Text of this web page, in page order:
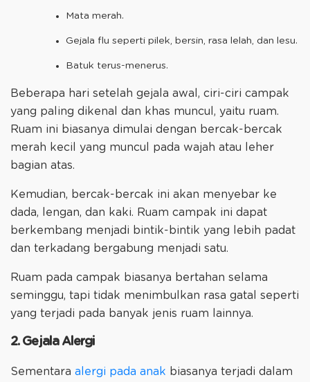
Mata merah.
Gejala flu seperti pilek, bersin, rasa lelah, dan lesu.
Batuk terus-menerus.
Beberapa hari setelah gejala awal, ciri-ciri campak
yang paling dikenal dan khas muncul, yaitu ruam.
Ruam ini biasanya dimulai dengan bercak-bercak
merah kecil yang muncul pada wajah atau leher
bagian atas.
Kemudian, bercak-bercak ini akan menyebar ke
dada, lengan, dan kaki. Ruam campak ini dapat
berkembang menjadi bintik-bintik yang lebih padat
dan terkadang bergabung menjadi satu.
Ruam pada campak biasanya bertahan selama
seminggu, tapi tidak menimbulkan rasa gatal seperti
yang terjadi pada banyak jenis ruam lainnya.
2. Gejala Alergi
Sementara alergi pada anak biasanya terjadi dalam